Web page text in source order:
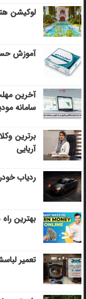
لوکیشن
آموزش
آخرین
سامانه
برترین
آریایی
ردیاب
بهترین
تعمیر